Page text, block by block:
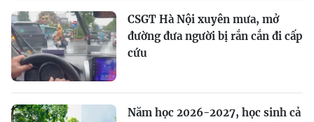
CSGT Hà Nội xuyên mưa, mở
đường đưa người bị rắn cắn đi cấp
cứu
Năm học 2026-2027, học sinh cả